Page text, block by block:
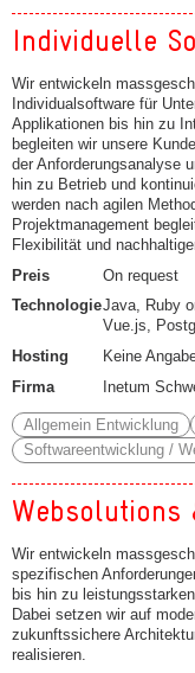
Individuelle
Wir entwickeln
Individualsoftware für
Applikationen bis hin zu
begleiten wir unsere
der Anforderungsanalyse
hin zu Betrieb und
werden nach agilen
Projektmanagement
Flexibilität und
Preis
On request
TechnologieJava, Ruby
Vue.js,
Hosting
Keine
Firma
Inetum
Allgemein Entwicklung
Softwareentwicklung /
Websolutions
Wir entwickeln
spezifischen
bis hin zu
Dabei setzen wir auf
zukunftssichere
realisieren.